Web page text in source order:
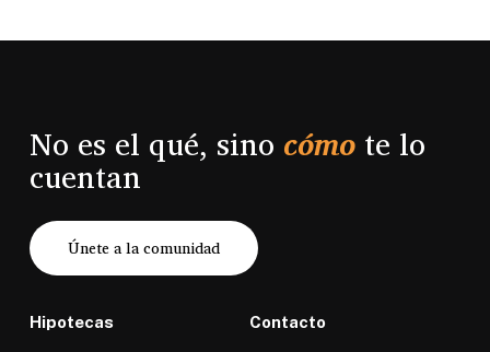
No es el qué, sino cómo te lo
cuentan
Únete a la comunidad
Hipotecas Contacto